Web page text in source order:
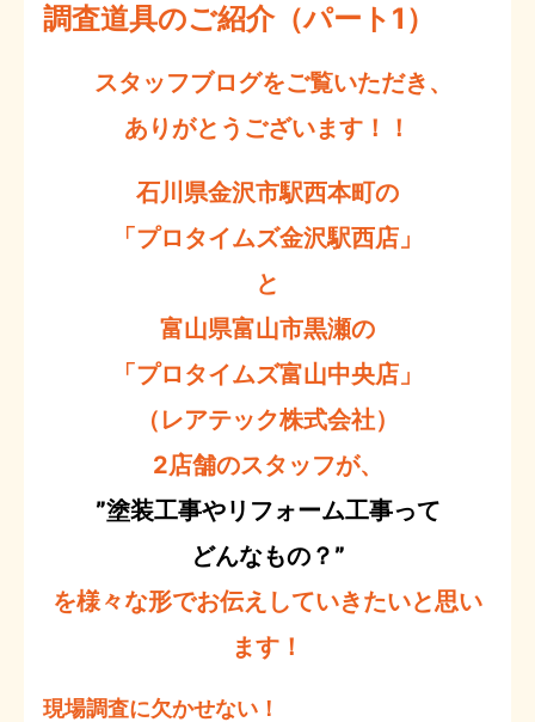
調査道具のご紹介（パート1）
スタッフブログをご覧いただき、
ありがとうございます！！
石川県金沢市駅西本町の
「プロタイムズ金沢駅西店」
と
富山県富山市黒瀬の
「プロタイムズ富山中央店」
（レアテック株式会社）
2店舗のスタッフが、
”塗装工事やリフォーム工事って
どんなもの？”
を様々な形でお伝えしていきたいと思い
ます！
現場調査に欠かせない！